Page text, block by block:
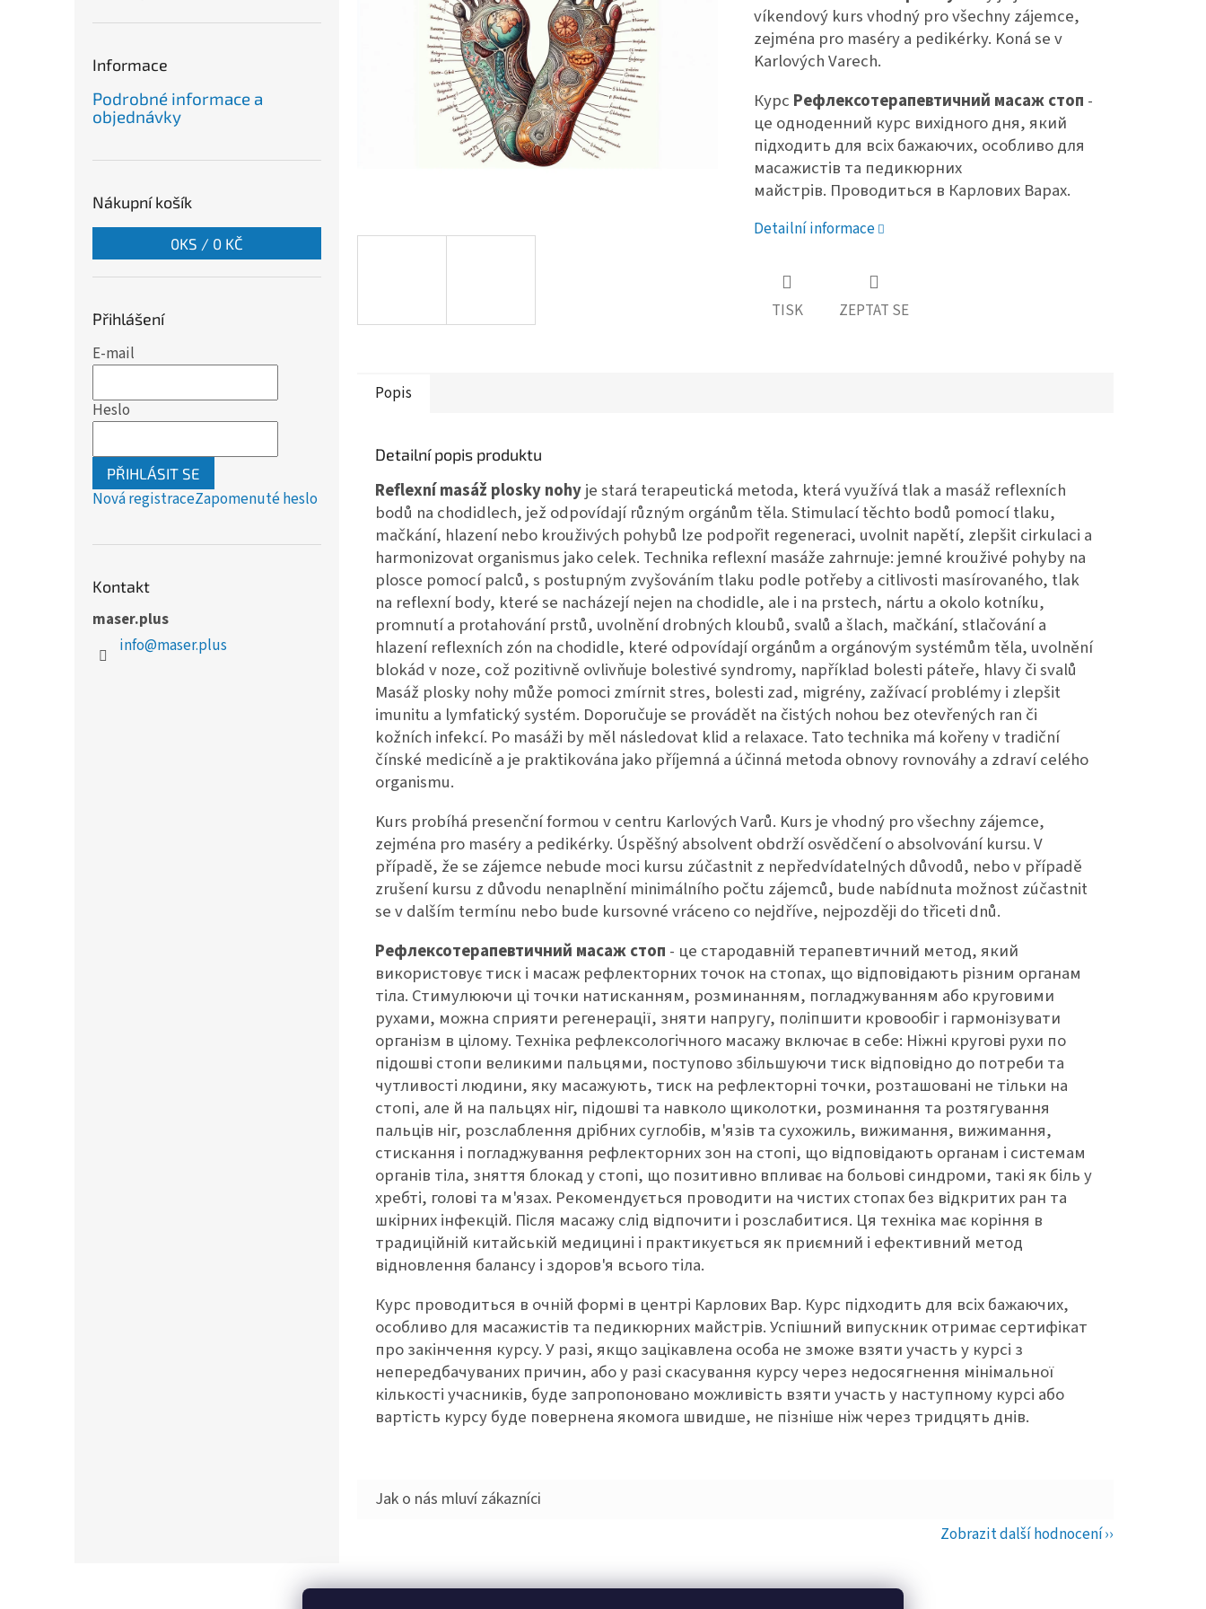
Informace
Podrobné informace a
objednávky
Nákupní košík
0KS / 0 KČ
Přihlášení
E-mail
Heslo
PŘIHLÁSIT SE
Nová registraceZapomenuté heslo
Kontakt
maser.plus
info@maser.plus
víkendový kurs vhodný pro všechny zájemce,
zejména pro maséry a pedikérky. Koná se v
Karlových Varech.
Курс Рефлексотерапевтичний масаж стоп -
це одноденний курс вихідного дня, який
підходить для всіх бажаючих, особливо для
масажистів та педикюрних
майстрів. Проводиться в Карлових Варах.
Detailní informace
TISK ZEPTAT SE
Popis
Detailní popis produktu
Reflexní masáž plosky nohyje stará terapeutická metoda, která využívá tlak a masáž reflexních
bodů na chodidlech, jež odpovídají různým orgánům těla. Stimulací těchto bodů pomocí tlaku,
mačkání, hlazení nebo krouživých pohybů lze podpořit regeneraci, uvolnit napětí, zlepšit cirkulaci a
harmonizovat organismus jako celek. Technika reflexní masáže zahrnuje: jemné krouživé pohyby na
plosce pomocí palců, s postupným zvyšováním tlaku podle potřeby a citlivosti masírovaného, tlak
na reflexní body, které se nacházejí nejen na chodidle, ale i na prstech, nártu a okolo kotníku,
promnutí a protahování prstů, uvolnění drobných kloubů, svalů a šlach, mačkání, stlačování a
hlazení reflexních zón na chodidle, které odpovídají orgánům a orgánovým systémům těla, uvolnění
blokád v noze, což pozitivně ovlivňuje bolestivé syndromy, například bolesti páteře, hlavy či svalů
Masáž plosky nohy může pomoci zmírnit stres, bolesti zad, migrény, zažívací problémy i zlepšit
imunitu a lymfatický systém. Doporučuje se provádět na čistých nohou bez otevřených ran či
kožních infekcí. Po masáži by měl následovat klid a relaxace. Tato technika má kořeny v tradiční
čínské medicíně a je praktikována jako příjemná a účinná metoda obnovy rovnováhy a zdraví celého
organismu.
Kurs probíhá presenční formou v centru Karlových Varů. Kurs je vhodný pro všechny zájemce,
zejména pro maséry a pedikérky. Úspěšný absolvent obdrží osvědčení o absolvování kursu. V
případě, že se zájemce nebude moci kursu zúčastnit z nepředvídatelných důvodů, nebo v případě
zrušení kursu z důvodu nenaplnění minimálního počtu zájemců, bude nabídnuta možnost zúčastnit
se v dalším termínu nebo bude kursovné vráceno co nejdříve, nejpozději do třiceti dnů.
Рефлексотерапевтичний масаж стоп - це стародавній терапевтичний метод, який
використовує тиск і масаж рефлекторних точок на стопах, що відповідають різним органам
тіла. Стимулюючи ці точки натисканням, розминанням, погладжуванням або круговими
рухами, можна сприяти регенерації, зняти напругу, поліпшити кровообіг і гармонізувати
організм в цілому. Техніка рефлексологічного масажу включає в себе: Ніжні кругові рухи по
підошві стопи великими пальцями, поступово збільшуючи тиск відповідно до потреби та
чутливості людини, яку масажують, тиск на рефлекторні точки, розташовані не тільки на
стопі, але й на пальцях ніг, підошві та навколо щиколотки, розминання та розтягування
пальців ніг, розслаблення дрібних суглобів, м'язів та сухожиль, вижимання, вижимання,
стискання і погладжування рефлекторних зон на стопі, що відповідають органам і системам
органів тіла, зняття блокад у стопі, що позитивно впливає на больові синдроми, такі як біль у
хребті, голові та м'язах. Рекомендується проводити на чистих стопах без відкритих ран та
шкірних інфекцій. Після масажу слід відпочити і розслабитися. Ця техніка має коріння в
традиційній китайській медицині і практикується як приємний і ефективний метод
відновлення балансу і здоров'я всього тіла.
Курс проводиться в очній формі в центрі Карлових Вар. Курс підходить для всіх бажаючих,
особливо для масажистів та педикюрних майстрів. Успішний випускник отримає сертифікат
про закінчення курсу. У разі, якщо зацікавлена особа не зможе взяти участь у курсі з
непередбачуваних причин, або у разі скасування курсу через недосягнення мінімальної
кількості учасників, буде запропоновано можливість взяти участь у наступному курсі або
вартість курсу буде повернена якомога швидше, не пізніше ніж через тридцять днів.
Zobrazit další hodnocení